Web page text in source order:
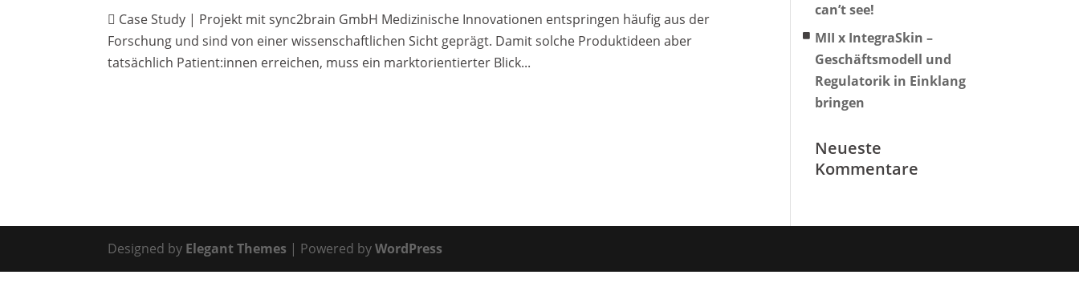
 Case Study | Projekt mit sync2brain GmbH Medizinische Innovationen entspringen häufig aus der
Forschung und sind von einer wissenschaftlichen Sicht geprägt. Damit solche Produktideen aber
tatsächlich Patient:innen erreichen, muss ein marktorientierter Blick...
can’t see!
MII x IntegraSkin –
Geschäftsmodell und
Regulatorik in Einklang
bringen
Neueste
Kommentare
Designed by Elegant Themes | Powered byWordPress